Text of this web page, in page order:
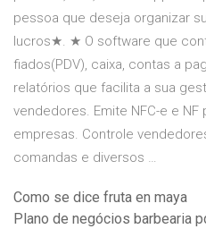
pessoa que deseja organizar
lucros★. ★ O software que
fiados(PDV), caixa, contas a
relatórios que facilita a sua
vendedores. Emite NFC-e e
empresas. Controle
comandas e diversos …
Como se dice fruta en maya
Plano de negócios barbearia